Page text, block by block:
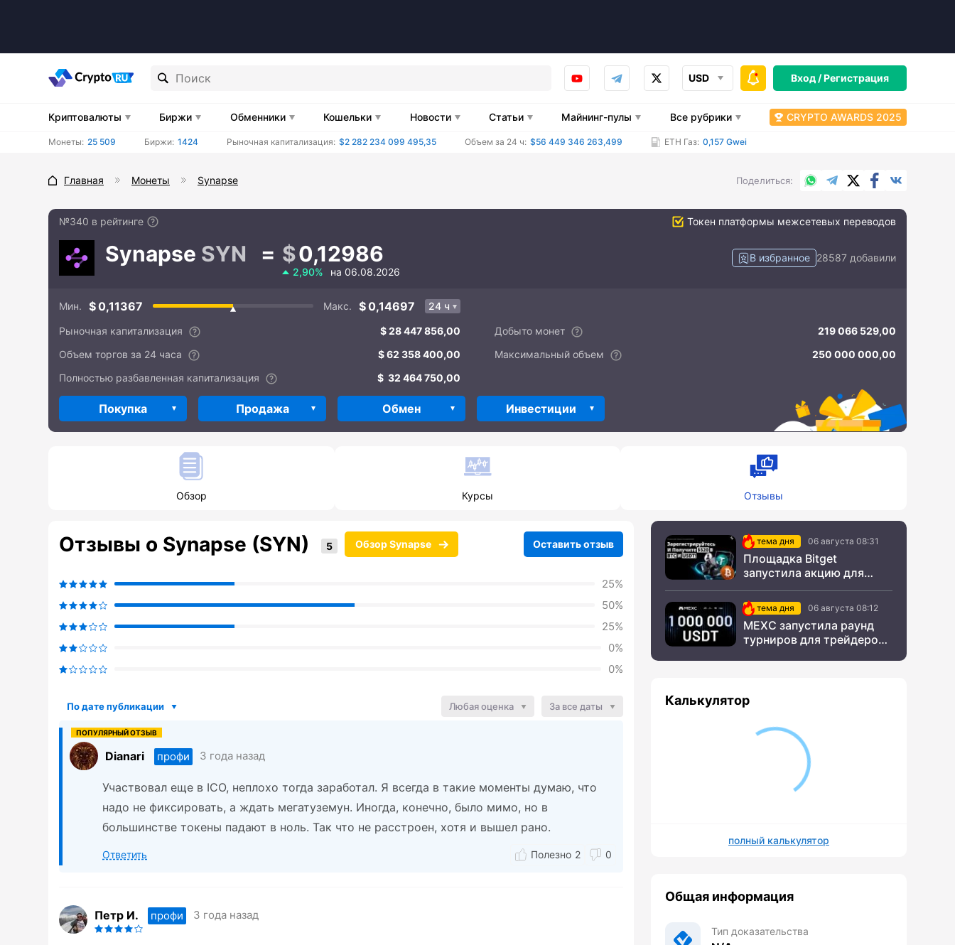
USD Вход /Регистрация
Криптовалюты Биржи Обменники Кошельки Новости Статьи Майнинг-пулы Все рубрики CRYPTO AWARDS 2025
Монеты: 25 509 Биржи: 1424 Рыночная капитализация: $2 282 234 099 495,35 Объем за 24 ч: $56 449 346 263,499 ETH Газ: 0,157 Gwei
Главная Монеты Synapse Поделиться WhatsApp
TelegramX.comFacebook
№340 в рейтинге Токен платформы межсетевых переводов
Synapse SYN 0,12986
2,90% на 06.08.2026
В избранное 28587 добавили
Мин. 0,11367 Макс. 0,14697 24 ч
Рыночная капитализация
28 447 856,00
Объем торгов за 24 часа
62 358 400,00
Полностью разбавленная капитализация
32 464 750,00
Добыто монет
219 066 529,00
Максимальный объем
250 000 000,00
Покупка Продажа Обмен Инвестиции
Обзор Курсы Отзывы
Отзывы о Synapse (SYN) Обзор Synapse Оставить отзыв
25%
50%
25%
0%
0%
По дате публикации Любая оценка За все даты
Dianari профи 3 года назад
Участвовал еще в ICO, неплохо тогда заработал. Я всегда в такие моменты думаю, что
надо не фиксировать, а ждать мегатуземун. Иногда, конечно, было мимо, но в
большинстве токены падают в ноль. Так что не расстроен, хотя и вышел рано.
Ответить 2 0
Петр И. профи 3 года назад
тема дня 06 августа 08:31
Площадка Bitget
запустила акцию для
новых пользователей из
СНГтема дня 06 августа 08:12
MEXC запустила раунд
турниров для трейдеров
Калькулятор
полный калькулятор
Общая информация
Тип доказательства